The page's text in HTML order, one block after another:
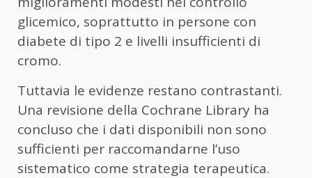
glicemico, soprattutto in persone con
diabete di tipo 2 e livelli insufficienti di
cromo.
Tuttavia le evidenze restano contrastanti.
Una revisione della Cochrane Library ha
concluso che i dati disponibili non sono
sufficienti per raccomandarne l’uso
sistematico come strategia terapeutica.